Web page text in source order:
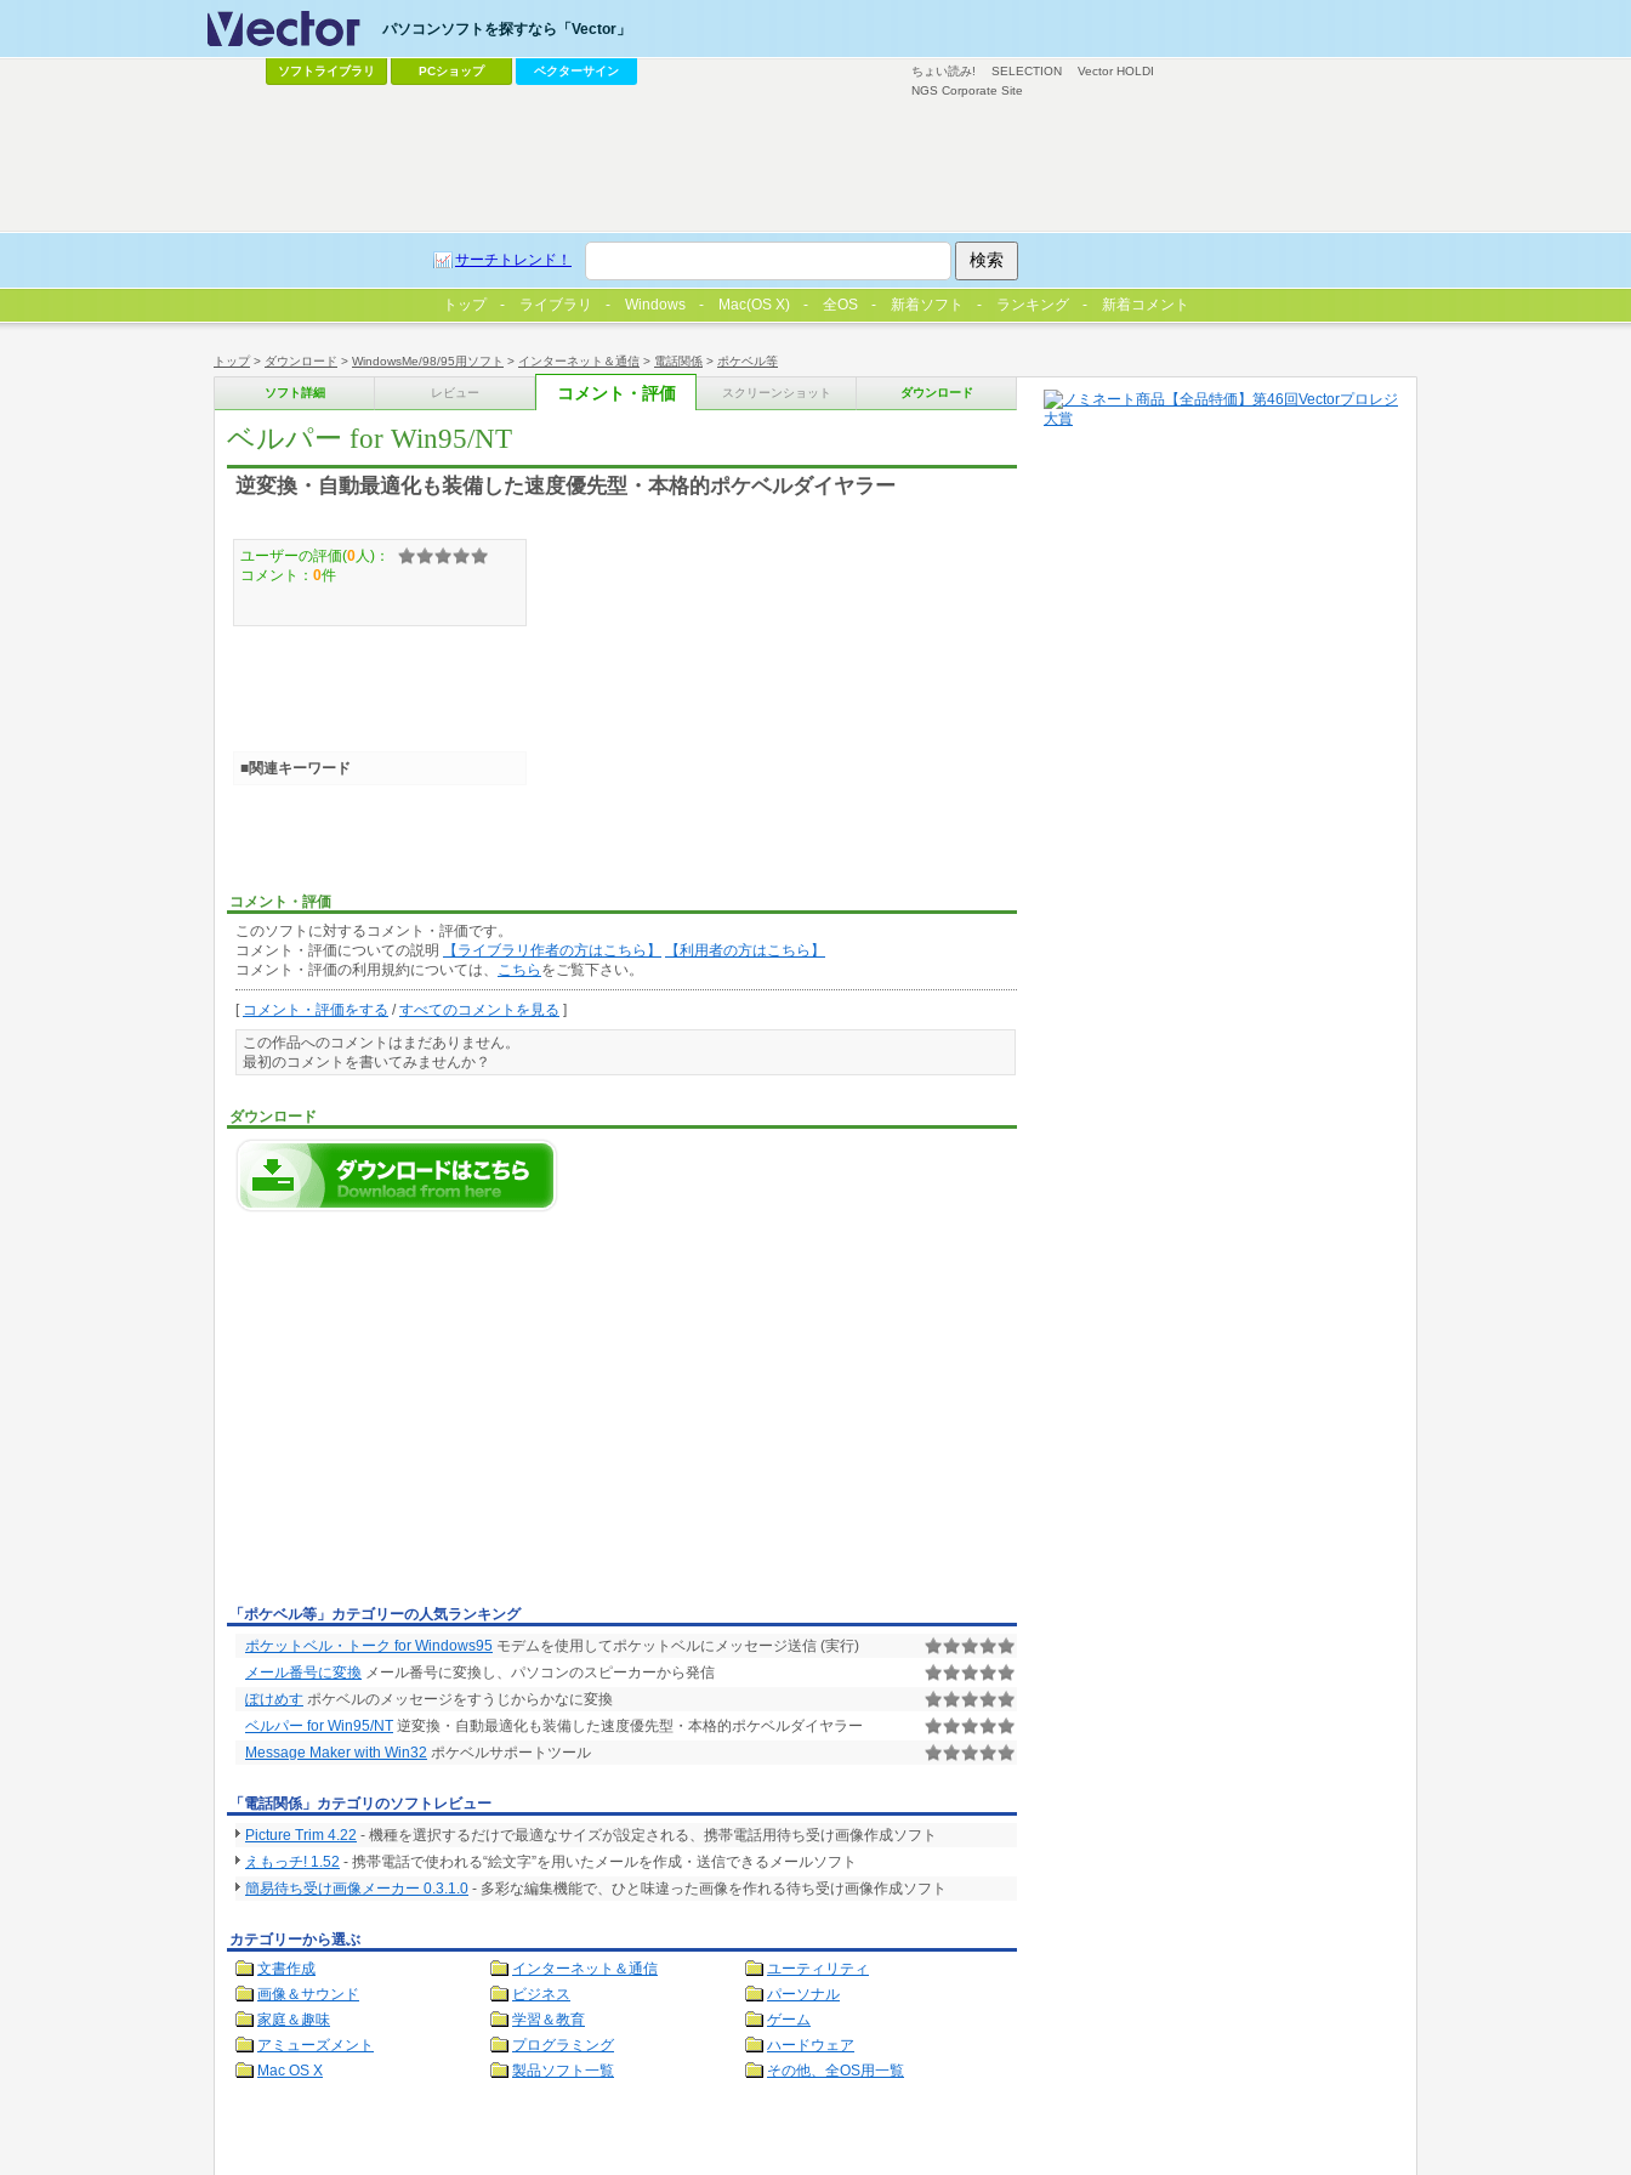
トップ> ダウンロード > WindowsMe/98/95用ソフト > インターネット＆通信 > 電話関係 > ポケベル等
ソフト詳細 レビュー コメント・評価 スクリーンショット ダウンロード
ベルパー for Win95/NT
逆変換・自動最適化も装備した速度優先型・本格的ポケベルダイヤラー
コメント・評価
このソフトに対するコメント・評価です。
コメント・評価についての説明
【ライブラリ作者の方はこちら】
【利用者の方はこちら】
コメント・評価の利用規約については、
こちら をご覧下さい。
[ コメント・評価をする /すべてのコメントを見る ]
この作品へのコメントはまだありません。
最初のコメントを書いてみませんか？
ダウンロード
ユーザーの評価(0 人)：
コメント： 0件
■関連キーワード
「ポケベル等」カテゴリーの人気ランキング
ポケットベル・トーク for Windows95 モデムを使用してポケットベルにメッセージ送信 (実行)
メール番号に変換 メール番号に変換し、パソコンのスピーカーから発信
ぽけめす ポケベルのメッセージをすうじからかなに変換
ベルパー for Win95/NT 逆変換・自動最適化も装備した速度優先型・本格的ポケベルダイヤラー
Message Maker with Win32 ポケベルサポートツール
「電話関係」カテゴリのソフトレビュー
Picture Trim 4.22 - 機種を選択するだけで最適なサイズが設定される、携帯電話用待ち受け画像作成ソフト
えもっチ! 1.52 - 携帯電話で使われる“絵文字”を用いたメールを作成・送信できるメールソフト
簡易待ち受け画像メーカー 0.3.1.0 - 多彩な編集機能で、ひと味違った画像を作れる待ち受け画像作成ソフト
カテゴリーから選ぶ
文書作成
インターネット＆通信
ユーティリティ
画像＆サウンド
ビジネス
パーソナル
家庭＆趣味
学習＆教育
ゲーム
アミューズメント
プログラミング
ハードウェア
Mac OS X
製品ソフト一覧 その他、全OS用一覧
ちょい読み! SELECTION
Vector HOLDI
NGS Corporate Site
パソコンソフトを探すなら「Vector」
ソフトライブラリ PCショップ ベクターサイン
サーチトレンド！
トップ ライブラリ Windows Mac(OS X) 全OS 新着ソフト ランキング 新着コメント